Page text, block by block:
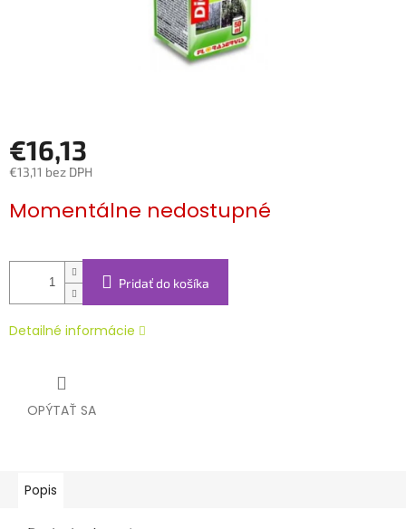
€16,13
€13,11 bez DPH
cena:
Momentálne nedostupné
Pridať do košíka
Detailné informácie
OPÝTAŤ SA
Popis